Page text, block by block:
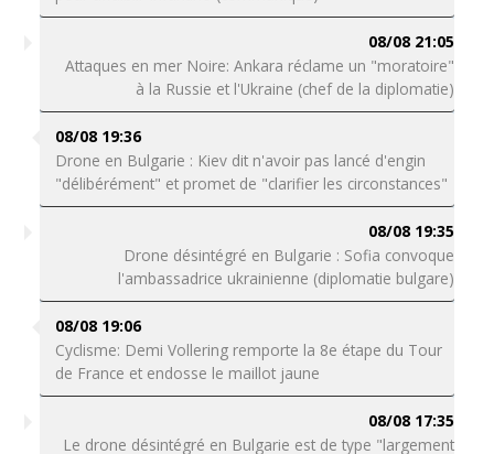
08/08 21:05
Attaques en mer Noire: Ankara réclame un "moratoire"
à la Russie et l'Ukraine (chef de la diplomatie)
08/08 19:36
Drone en Bulgarie : Kiev dit n'avoir pas lancé d'engin
"délibérément" et promet de "clarifier les circonstances"
08/08 19:35
Drone désintégré en Bulgarie : Sofia convoque
l'ambassadrice ukrainienne (diplomatie bulgare)
08/08 19:06
Cyclisme: Demi Vollering remporte la 8e étape du Tour
de France et endosse le maillot jaune
08/08 17:35
Le drone désintégré en Bulgarie est de type "largement